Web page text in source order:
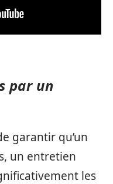
par un
garantir qu’un
un entretien
les